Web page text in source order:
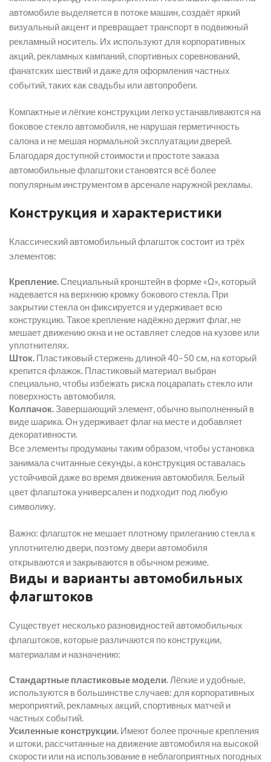
автомобиле выделяется в потоке машин, создаёт яркий
визуальный акцент и превращает транспорт в подвижный
рекламный носитель. Их используют для корпоративных
акций, рекламных кампаний, спортивных соревнований,
фанатских шествий и даже для оформления частных
событий, таких как свадьбы или автопробеги.
Компактные и лёгкие конструкции легко устанавливаются на
боковое стекло автомобиля, не нарушая герметичность
салона и не мешая нормальной эксплуатации дверей.
Благодаря доступной стоимости и простоте заказа
автомобильные флагштоки становятся всё более
популярным инструментом в арсенале наружной рекламы.
Конструкция и характеристики
Классический автомобильный флагшток состоит из трёх
элементов:
Крепление. Специальный кронштейн в форме «Ω», который
надевается на верхнюю кромку бокового стекла. При
закрытии стекла он фиксируется и удерживает всю
конструкцию. Такое крепление надёжно держит флаг, не
мешает движению окна и не оставляет следов на кузове или
уплотнителях.
Шток. Пластиковый стержень длиной 40–50 см, на который
крепится флажок. Пластиковый материал выбран
специально, чтобы избежать риска поцарапать стекло или
поверхность автомобиля.
Колпачок. Завершающий элемент, обычно выполненный в
виде шарика. Он удерживает флаг на месте и добавляет
декоративности.
Все элементы продуманы таким образом, чтобы установка
занимала считанные секунды, а конструкция оставалась
устойчивой даже во время движения автомобиля. Белый
цвет флагштока универсален и подходит под любую
символику.
Важно: флагшток не мешает плотному прилеганию стекла к
уплотнителю двери, поэтому двери автомобиля
открываются и закрываются в обычном режиме.
Виды и варианты автомобильных
флагштоков
Существует несколько разновидностей автомобильных
флагштоков, которые различаются по конструкции,
материалам и назначению:
Стандартные пластиковые модели. Лёгкие и удобные,
используются в большинстве случаев: для корпоративных
мероприятий, рекламных акций, спортивных матчей и
частных событий.
Усиленные конструкции. Имеют более прочные крепления
и штоки, рассчитанные на движение автомобиля на высокой
скорости или на использование в неблагоприятных погодных